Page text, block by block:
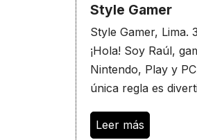
Style Gamer
Style Gamer, Lima.
¡Hola! Soy Raúl,
Nintendo, Play y
única regla es
Leer más